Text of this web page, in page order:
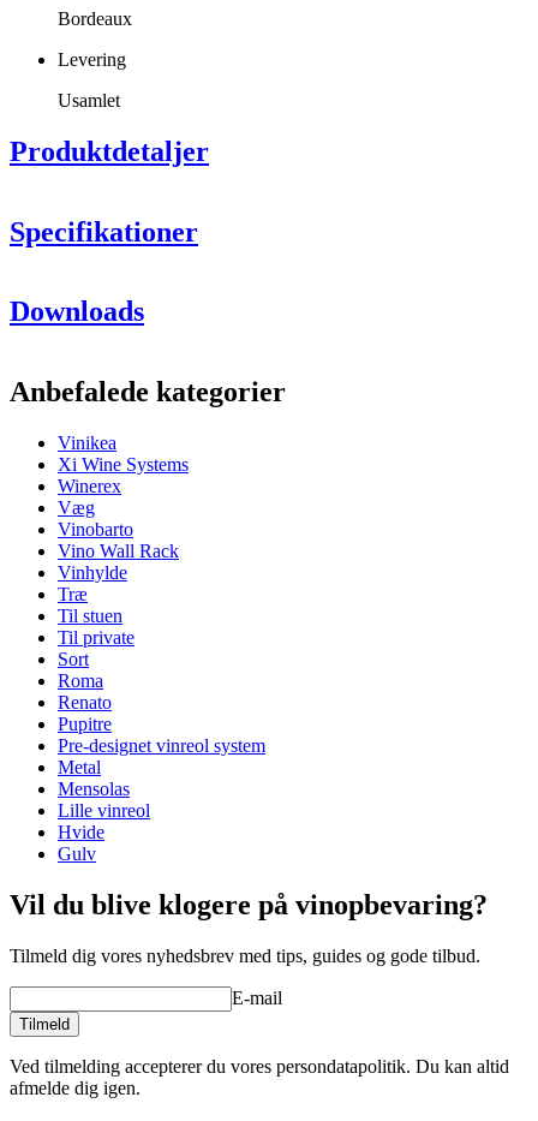
Bordeaux
Levering
Usamlet
Produktdetaljer
Specifikationer
Produktnummer
PlaceringBord
Modulær
LeveringUsamlet
Flasker
Antal flasker (Bordeaux)
Flasketype
Dimensioner (BxHxD cm)
Højde (cm)
Bredde (cm)
Dybde (cm)
Vægt (kg)
Downloads
Anbefalede kategorier
Vinikea
Xi Wine Systems
Winerex
Væg
Vinobarto
Vino Wall Rack
Vinhylde
Træ
Til stuen
Til private
Sort
Roma
Renato
Pupitre
Pre-designet vinreol system
Metal
Mensolas
Lille vinreol
Hvide
Gulv
Vil du blive klogere på vinopbevaring?
Tilmeld dig vores nyhedsbrev med tips, guides og gode tilbud.
E-mail
Tilmeld
Ved tilmelding accepterer du vores persondatapolitik. Du kan altid
afmelde dig igen.